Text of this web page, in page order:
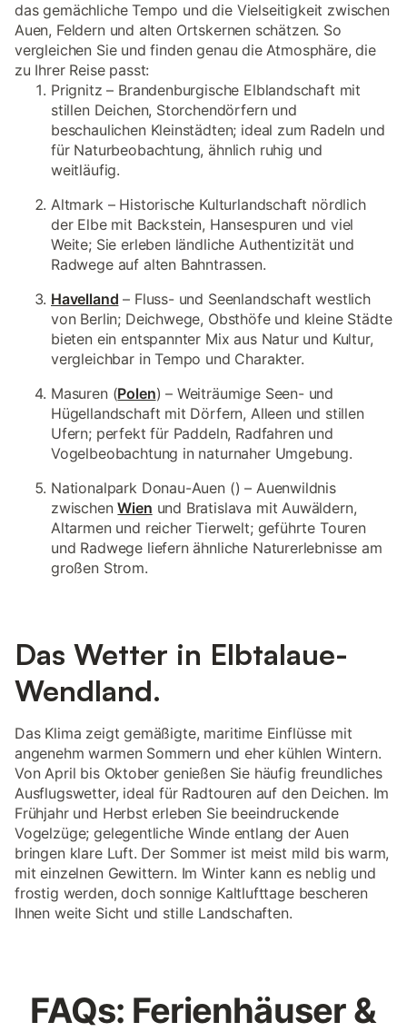
das gemächliche Tempo und die Vielseitigkeit zwischen
Auen, Feldern und alten Ortskernen schätzen. So
vergleichen Sie und finden genau die Atmosphäre, die
zu Ihrer Reise passt:
Prignitz – Brandenburgische Elblandschaft mit
stillen Deichen, Storchen­dörfern und
beschaulichen Kleinstädten; ideal zum Radeln und
für Naturbeobachtung, ähnlich ruhig und
weitläufig.
Altmark – Historische Kulturlandschaft nördlich
der Elbe mit Backstein, Hansespuren und viel
Weite; Sie erleben ländliche Authentizität und
Radwege auf alten Bahntrassen.
Havelland – Fluss- und Seenlandschaft westlich
von Berlin; Deichwege, Obsthöfe und kleine Städte
bieten ein entspannter Mix aus Natur und Kultur,
vergleichbar in Tempo und Charakter.
Masuren (Polen) – Weiträumige Seen- und
Hügellandschaft mit Dörfern, Alleen und stillen
Ufern; perfekt für Paddeln, Radfahren und
Vogelbeobachtung in naturnaher Umgebung.
Nationalpark Donau-Auen () – Auenwildnis
zwischenWien und Bratislava mit Auwäldern,
Altarmen und reicher Tierwelt; geführte Touren
und Radwege liefern ähnliche Naturerlebnisse am
großen Strom.
Das Wetter in Elbtalaue-
Wendland.
Das Klima zeigt gemäßigte, maritime Einflüsse mit
angenehm warmen Sommern und eher kühlen Wintern.
Von April bis Oktober genießen Sie häufig freundliches
Ausflugswetter, ideal für Radtouren auf den Deichen. Im
Frühjahr und Herbst erleben Sie beeindruckende
Vogelzüge; gelegentliche Winde entlang der Auen
bringen klare Luft. Der Sommer ist meist mild bis warm,
mit einzelnen Gewittern. Im Winter kann es neblig und
frostig werden, doch sonnige Kaltlufttage bescheren
Ihnen weite Sicht und stille Landschaften.
FAQs: Ferienhäuser &